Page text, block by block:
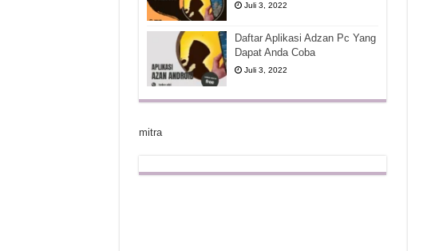
Juli 3, 2022
Daftar Aplikasi Adzan Pc Yang
Dapat Anda Coba
Juli 3, 2022
mitra